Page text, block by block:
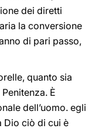
dei diretti
la conversione
di pari passo,
quanto sia
È
dell’uomo. egli
Dio ciò di cui è